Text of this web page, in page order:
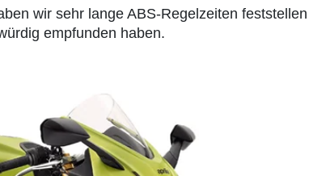
wir sehr lange ABS-Regelzeiten
empfunden haben.